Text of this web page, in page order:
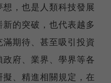
，也是人類科技發展
的突破，也代表越多
期待、甚至吸引投資
府、業界、學界等各
、精進相關規定，在